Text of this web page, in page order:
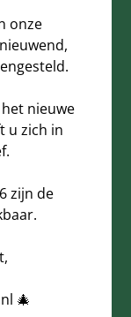
onze
nieuwe
u zich in
zijn de
🎄